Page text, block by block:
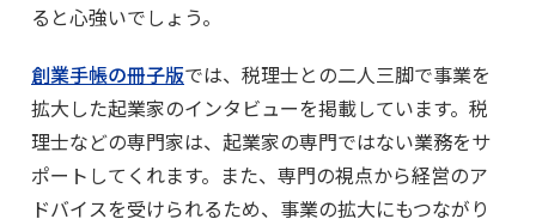
ると心強いでしょう。
創業手帳の冊子版では、税理士との二人三脚で事業を
拡大した起業家のインタビューを掲載しています。税
理士などの専門家は、起業家の専門ではない業務をサ
ポートしてくれます。また、専門の視点から経営のア
ドバイスを受けられるため、事業の拡大にもつながり